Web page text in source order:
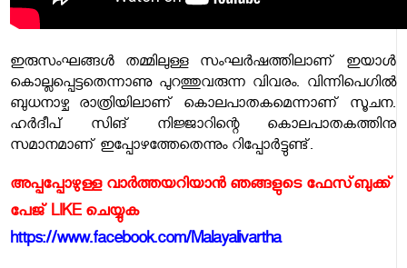
ഇരുസംഘങ്ങൾ തമ്മിലുള്ള സംഘർഷത്തിലാണ് ഇയാൾ
കൊല്ലപ്പെട്ടതെന്നാണു പുറത്തുവരുന്ന വിവരം. വിന്നിപെഗിൽ
ബുധനാഴ്ച രാത്രിയിലാണ് കൊലപാതകമെന്നാണ് സൂചന.
ഹർദീപ് സിങ് നിജ്ജാറിന്റെ കൊലപാതകത്തിനു
സമാനമാണ് ഇപ്പോഴത്തേതെന്നും റിപ്പോർട്ടുണ്ട്.
അപ്പപ്പോഴുള്ള വാര്‍ത്തയറിയാന്‍ ഞങ്ങളുടെ ഫേസ്‌ബുക്ക്‌
പേജ് LIKE ചെയ്യുക
https://www.facebook.com/Malayalivartha